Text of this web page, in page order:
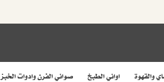
والقهوة اواني الطبخ صواني الفرن وادوات الخبز